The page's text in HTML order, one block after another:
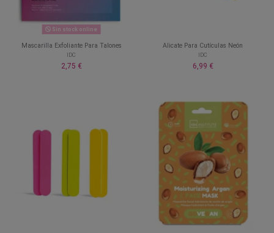
Sin stock online
Mascarilla Exfoliante Para Talones
IDC
2,75 €
Alicate Para Cutículas Neón
IDC
6,99 €